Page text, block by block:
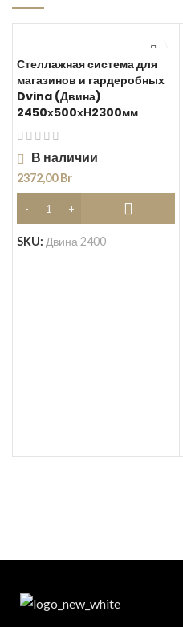
Стеллажная система для
магазинов и гардеробных
Dvina (Двина)
2450х500хН2300мм
В наличии
2372,00Br
SKU: Двина 2400